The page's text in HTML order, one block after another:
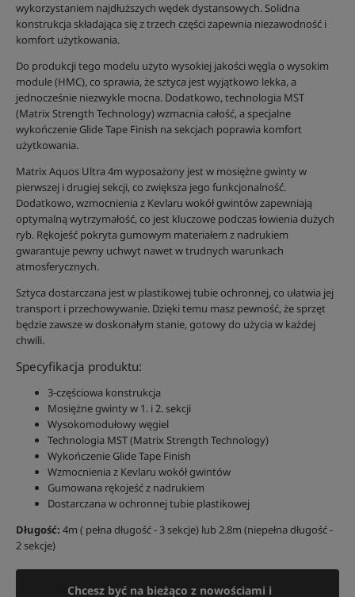
wykorzystaniem najdłuższych wędek dystansowych. Solidna
konstrukcja składająca się z trzech części zapewnia niezawodność i
komfort użytkowania.
Do produkcji tego modelu użyto wysokiej jakości węgla o wysokim
module (HMC), co sprawia, że sztyca jest wyjątkowo lekka, a
jednocześnie niezwykle mocna. Dodatkowo, technologia MST
(Matrix Strength Technology) wzmacnia całość, a specjalne
wykończenie Glide Tape Finish na sekcjach poprawia komfort
użytkowania.
Matrix Aquos Ultra 4m wyposażony jest w mosiężne gwinty w
pierwszej i drugiej sekcji, co zwiększa jego funkcjonalność.
Dodatkowo, wzmocnienia z Kevlaru wokół gwintów zapewniają
optymalną wytrzymałość, co jest kluczowe podczas łowienia dużych
ryb. Rękojeść pokryta gumowym materiałem z nadrukiem
gwarantuje pewny uchwyt nawet w trudnych warunkach
atmosferycznych.
Sztyca dostarczana jest w plastikowej tubie ochronnej, co ułatwia jej
transport i przechowywanie. Dzięki temu masz pewność, że sprzęt
będzie zawsze w doskonałym stanie, gotowy do użycia w każdej
chwili.
Specyfikacja produktu:
3-częściowa konstrukcja
Mosiężne gwinty w 1. i 2. sekcji
Wysokomodułowy węgiel
Technologia MST (Matrix Strength Technology)
Wykończenie Glide Tape Finish
Wzmocnienia z Kevlaru wokół gwintów
Gumowana rękojeść z nadrukiem
Dostarczana w ochronnej tubie plastikowej
Długość: 4m ( pełna długość - 3 sekcje) lub 2.8m (niepełna długość -
2 sekcje)
Chcesz być na bieżąco z nowościami i